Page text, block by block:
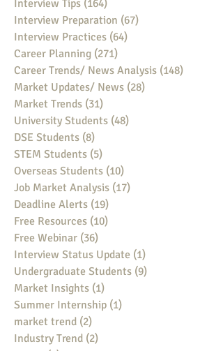
Interview Tips (164)
Interview Preparation (67)
Interview Practices (64)
Career Planning (271)
Career Trends/ News Analysis (148)
Market Updates/ News (28)
Market Trends (31)
University Students (48)
DSE Students (8)
STEM Students (5)
Overseas Students (10)
Job Market Analysis (17)
Deadline Alerts (19)
Free Resources (10)
Free Webinar (36)
Interview Status Update (1)
Undergraduate Students (9)
Market Insights (1)
Summer Internship (1)
market trend (2)
Industry Trend (2)